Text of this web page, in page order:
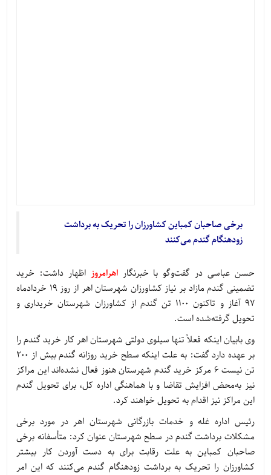
برخی صاحبان کمباین کشاورزان را تحریک به برداشت
زودهنگام گندم می‌کنند
حسن عباسی در گفت‌وگو با خبرنگاراهرامروز اظهار داشت: خرید
تضمینی گندم مازاد بر نیاز کشاورزان شهرستان اهر از روز 19 خردادماه
97 آغاز و تاکنون 1100 تن گندم از کشاورزان شهرستان خریداری و
تحویل گرفته‌شده است.
وی بابیان اینکه فعلاً تنها سیلوی دولتی شهرستان اهر کار خرید گندم را
بر عهده دارد گفت: به علت اینکه سطح خرید روزانه گندم بیش از 200
تن نیست 6 مرکز خرید گندم شهرستان هنوز فعال نشده‌اند این مراکز
نیز به‌محض افزایش تقاضا و با هماهنگی اداره کل، برای تحویل گندم
این مراکز نیز اقدام به تحویل خواهند کرد.
رئیس اداره غله و خدمات بازرگانی شهرستان اهر در مورد برخی
مشکلات برداشت گندم در سطح شهرستان عنوان کرد: متأسفانه برخی
صاحبان کمباین به علت رقابت برای به دست آوردن کار بیشتر
کشاورزان را تحریک به برداشت زودهنگام گندم می‌کنند که این امر